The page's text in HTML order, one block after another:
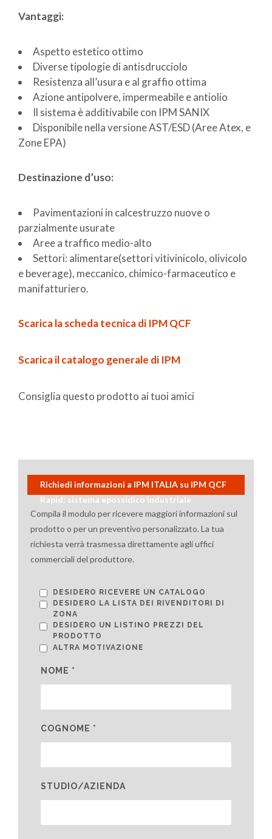
Vantaggi:
Aspetto estetico ottimo
Diverse tipologie di antisdrucciolo
Resistenza all’usura e al graffio ottima
Azione antipolvere, impermeabile e antiolio
Il sistema è additivabile con IPM SANIX
Disponibile nella versione AST/ESD (Aree Atex, e
Zone EPA)
Destinazione d’uso:
Pavimentazioni in calcestruzzo nuove o
parzialmente usurate
Aree a traffico medio-alto
Settori: alimentare(settori vitivinicolo, olivicolo
e beverage), meccanico, chimico-farmaceutico e
manifatturiero.
Scarica la scheda tecnica di IPM QCF
Scarica il catalogo generale di IPM
Consiglia questo prodotto ai tuoi amici
Richiedi informazioni a IPM ITALIA su IPM QCF
Rapid: sistema epossidico industriale
Compila il modulo per ricevere maggiori informazioni sul
prodotto o per un preventivo personalizzato. La tua
richiesta verrà trasmessa direttamente agli uffici
commerciali del produttore.
DESIDERO RICEVERE UN CATALOGO
DESIDERO LA LISTA DEI RIVENDITORI DI
ZONA
DESIDERO UN LISTINO PREZZI DEL
PRODOTTO
ALTRA MOTIVAZIONE
NOME *
COGNOME *
STUDIO/AZIENDA